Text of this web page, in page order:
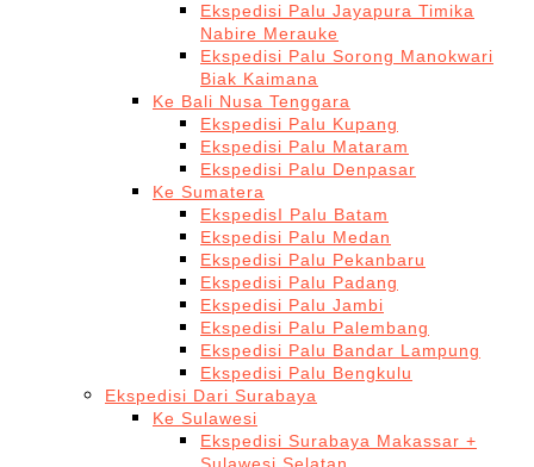
Ekspedisi Palu Jayapura Timika
Nabire Merauke
Ekspedisi Palu Sorong Manokwari
Biak Kaimana
Ke Bali Nusa Tenggara
Ekspedisi Palu Kupang
Ekspedisi Palu Mataram
Ekspedisi Palu Denpasar
Ke Sumatera
EkspedisI Palu Batam
Ekspedisi Palu Medan
Ekspedisi Palu Pekanbaru
Ekspedisi Palu Padang
Ekspedisi Palu Jambi
Ekspedisi Palu Palembang
Ekspedisi Palu Bandar Lampung
Ekspedisi Palu Bengkulu
Ekspedisi Dari Surabaya
Ke Sulawesi
Ekspedisi Surabaya Makassar +